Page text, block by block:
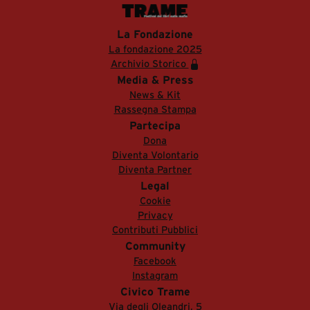
La Fondazione
La fondazione 2025
Archivio Storico
Media & Press
News & Kit
Rassegna Stampa
Partecipa
Dona
Diventa Volontario
Diventa Partner
Legal
Cookie
Privacy
Contributi Pubblici
Community
Facebook
Instagram
Civico Trame
Via degli Oleandri, 5